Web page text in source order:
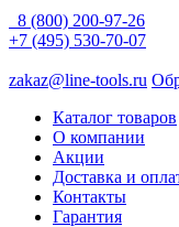
8 (800) 200-97-26
+7 (495) 530-70-07
zakaz@line-tools.ru
Каталог товаров
О компании
Акции
Доставка и
Контакты
Гарантия